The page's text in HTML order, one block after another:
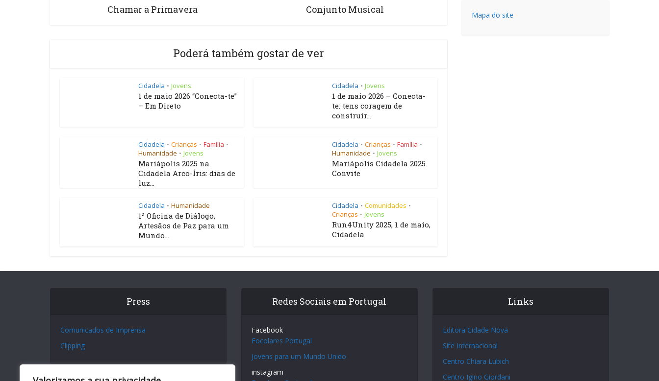
Chamar a Primavera Conjunto Musical
Poderá também gostar de ver
Cidadela • Jovens
1 de maio 2026 “Conecta-te”
– Em Direto
Cidadela • Jovens
1 de maio 2026 – Conecta-
te: tens coragem de
construir...
Cidadela • Crianças • Família •
Humanidade • Jovens
Mariápolis 2025 na
Cidadela Arco-Íris: dias de
luz...
Cidadela • Crianças • Família •
Humanidade • Jovens
Mariápolis Cidadela 2025.
Convite
Cidadela • Humanidade
1ª Oficina de Diálogo,
Artesãos de Paz para um
Mundo...
Cidadela • Comunidades •
Crianças • Jovens
Run4Unity 2025, 1 de maio,
Cidadela
Mapa do site
Press
Comunicados de Imprensa
Clipping
Redes Sociais em Portugal
Facebook
Focolares Portugal
Jovens para um Mundo Unido
instagram
Links
Editora Cidade Nova
Site Internacional
Centro Chiara Lubich
Centro Igino Giordani